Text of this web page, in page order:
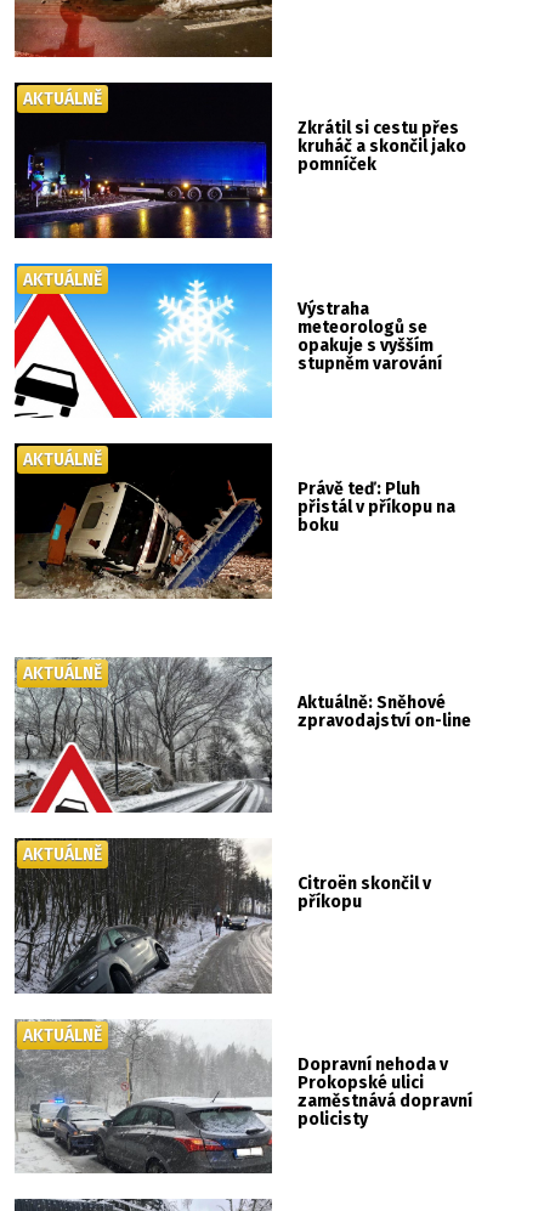
Zkrátil si cestu přes
kruháč a skončil jako
pomníček
AKTUÁLNĚ
Výstraha
meteorologů se
opakuje s vyšším
stupněm varování
AKTUÁLNĚ
Právě teď: Pluh
přistál v příkopu na
boku
AKTUÁLNĚ
Aktuálně: Sněhové
zpravodajství on-line
AKTUÁLNĚ
Citroën skončil v
příkopu
AKTUÁLNĚ
Dopravní nehoda v
Prokopské ulici
zaměstnává dopravní
policisty
AKTUÁLNĚ